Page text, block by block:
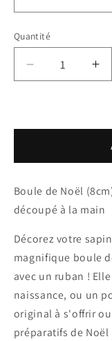
Quantité
Réduire
la
Boule
Noël
Animal
Forêt
la
Boule de Noël
découpé à la main
Décorez votre
magnifique boule
avec un ruban !
naissance, ou un
original à s'offrir
préparatifs de Noël